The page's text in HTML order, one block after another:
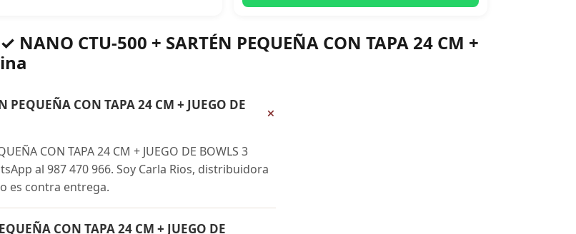
CTU-500 + SARTÉN PEQUEÑA CON TAPA 24 CM +
CON TAPA 24 CM + JUEGO DE
+
CON TAPA 24 CM + JUEGO DE BOWLS 3
al 987 470 966. Soy Carla Rios, distribuidora
es contra entrega.
CON TAPA 24 CM + JUEGO DE